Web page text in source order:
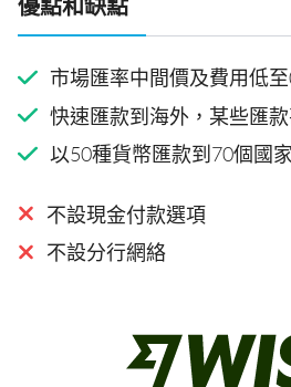
優點和缺點
市場匯率中間價及費用低至
快速匯款到海外，某些匯
以50種貨幣匯款到70個國家
不設現金付款選項
不設分行網絡